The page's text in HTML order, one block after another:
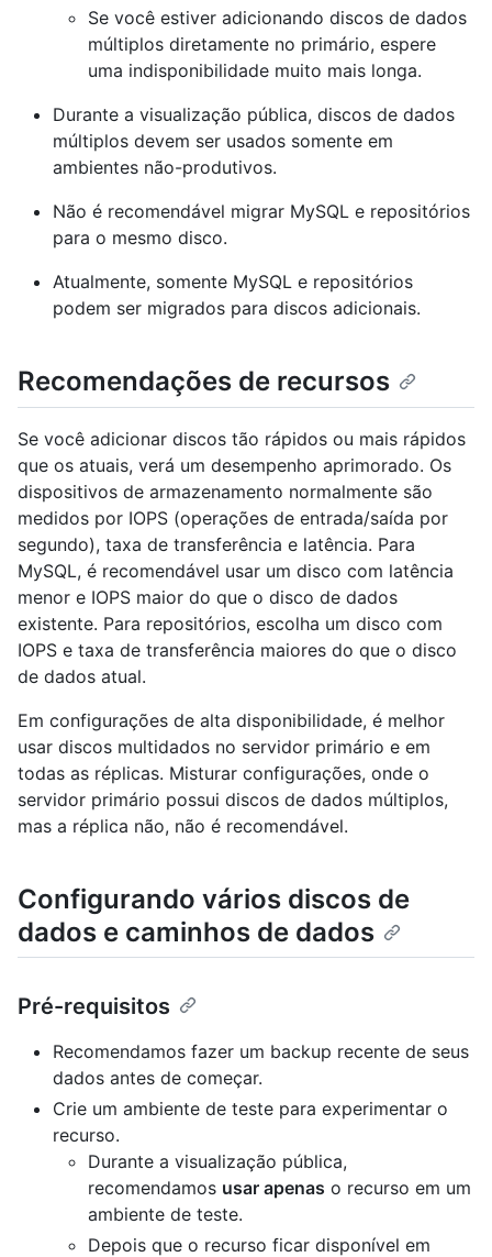
Se você estiver adicionando discos de dados
múltiplos diretamente no primário, espere
uma indisponibilidade muito mais longa.
Durante a visualização pública, discos de dados
múltiplos devem ser usados somente em
ambientes não-produtivos.
Não é recomendável migrar MySQL e repositórios
para o mesmo disco.
Atualmente, somente MySQL e repositórios
podem ser migrados para discos adicionais.
Recomendações de recursos
Se você adicionar discos tão rápidos ou mais rápidos
que os atuais, verá um desempenho aprimorado. Os
dispositivos de armazenamento normalmente são
medidos por IOPS (operações de entrada/saída por
segundo), taxa de transferência e latência. Para
MySQL, é recomendável usar um disco com latência
menor e IOPS maior do que o disco de dados
existente. Para repositórios, escolha um disco com
IOPS e taxa de transferência maiores do que o disco
de dados atual.
Em configurações de alta disponibilidade, é melhor
usar discos multidados no servidor primário e em
todas as réplicas. Misturar configurações, onde o
servidor primário possui discos de dados múltiplos,
mas a réplica não, não é recomendável.
Configurando vários discos de
dados e caminhos de dados
Pré-requisitos
Recomendamos fazer um backup recente de seus
dados antes de começar.
Crie um ambiente de teste para experimentar o
recurso.
Durante a visualização pública,
recomendamos usar apenas o recurso em um
ambiente de teste.
Depois que o recurso ficar disponível em